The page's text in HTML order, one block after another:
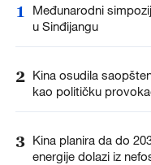
1
Međunarodni
u Sinđijangu
2 Kina osudila
kao političku
3 Kina planira da do
energije dolazi iz